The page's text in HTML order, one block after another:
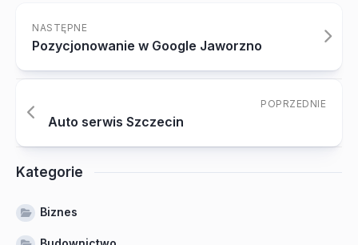
NASTĘPNE
Pozycjonowanie w Google Jaworzno
POPRZEDNIE
Auto serwis Szczecin
Kategorie
Biznes